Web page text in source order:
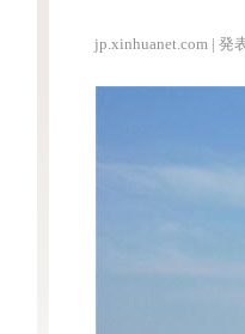
jp.xinhuanet.com | 発